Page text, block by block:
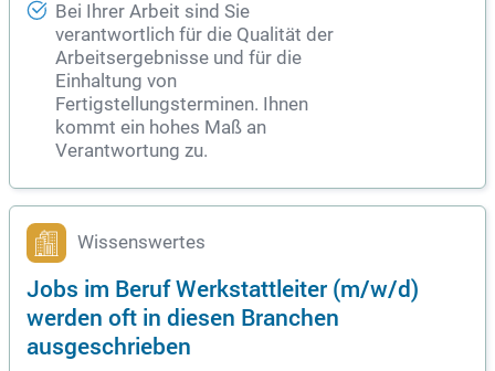
Bei Ihrer Arbeit sind Sie
verantwortlich für die Qualität der
Arbeitsergebnisse und für die
Einhaltung von
Fertigstellungsterminen. Ihnen
kommt ein hohes Maß an
Verantwortung zu.
Wissenswertes
Jobs im Beruf Werkstattleiter (m/w/d)
werden oft in diesen Branchen
ausgeschrieben